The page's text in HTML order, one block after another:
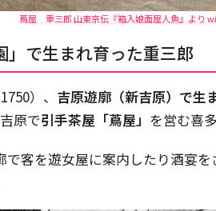
蔦屋 重三郎 山東京伝『箱入娘面屋人魚』より
」で生まれ育った重三郎
）、 吉原遊廓（新吉原）で生
原で引手茶屋「蔦屋」 を営む喜
で客を遊女屋に案内したり酒宴